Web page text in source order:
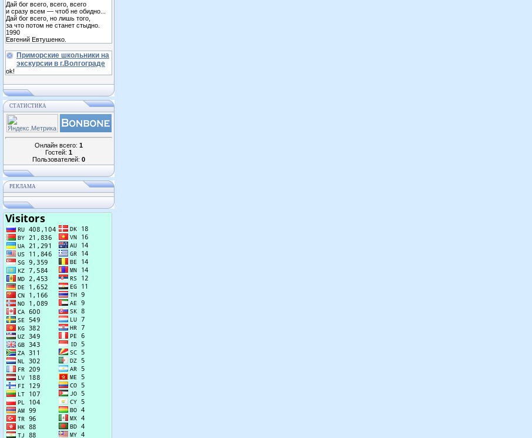
Дай бог всего, всего, всего
и сразу всем — чтоб не обидно...
Дай бог всего, но лишь того,
за что потом не станет стыдно.
1990
Евгений Евтушенко.
Приморские школьники на
экскурсии в г.Волгограде
ok!
СТАТИСТИКА
Онлайн всего: 1
Гостей: 1
Пользователей: 0
РЕКЛАМА